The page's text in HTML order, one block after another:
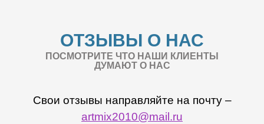
ОТЗЫВЫ О НАС
ПОСМОТРИТЕ ЧТО НАШИ КЛИЕНТЫ
ДУМАЮТ О НАС
Свои отзывы направляйте на почту –
artmix2010@mail.ru